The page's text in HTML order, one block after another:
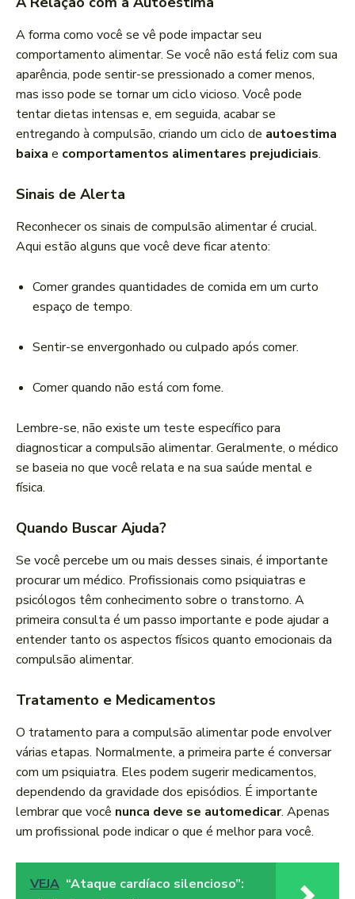
A forma como você se vê pode impactar seu
comportamento alimentar. Se você não está feliz com sua
aparência, pode sentir-se pressionado a comer menos,
mas isso pode se tornar um ciclo vicioso. Você pode
tentar dietas intensas e, em seguida, acabar se
entregando à compulsão, criando um ciclo de autoestima
baixa e comportamentos alimentares prejudiciais.
Sinais de Alerta
Reconhecer os sinais de compulsão alimentar é crucial.
Aqui estão alguns que você deve ficar atento:
Comer grandes quantidades de comida em um curto
espaço de tempo.
Sentir-se envergonhado ou culpado após comer.
Comer quando não está com fome.
Lembre-se, não existe um teste específico para
diagnosticar a compulsão alimentar. Geralmente, o médico
se baseia no que você relata e na sua saúde mental e
física.
Quando Buscar Ajuda?
Se você percebe um ou mais desses sinais, é importante
procurar um médico. Profissionais como psiquiatras e
psicólogos têm conhecimento sobre o transtorno. A
primeira consulta é um passo importante e pode ajudar a
entender tanto os aspectos físicos quanto emocionais da
compulsão alimentar.
Tratamento e Medicamentos
O tratamento para a compulsão alimentar pode envolver
várias etapas. Normalmente, a primeira parte é conversar
com um psiquiatra. Eles podem sugerir medicamentos,
dependendo da gravidade dos episódios. É importante
lembrar que você nunca deve se automedicar. Apenas
um profissional pode indicar o que é melhor para você.
VEJA “Ataque cardíaco silencioso”: